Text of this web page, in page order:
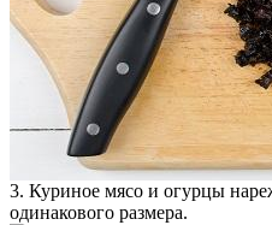
3. Куриное мясо и огурцы
одинакового размера.